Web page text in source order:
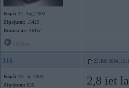
Kopš: 22. Aug 2002
Ziņojumi: 13429
Braucu ar: BMW
316 23. Feb 2004,
Kopš: 10. Jul 2002
Ziņojumi: 630
2,8 iet